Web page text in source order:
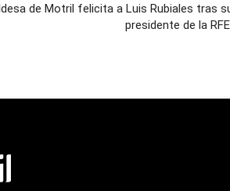
de Motril felicita a Luis Rubiales tras
presidente de la